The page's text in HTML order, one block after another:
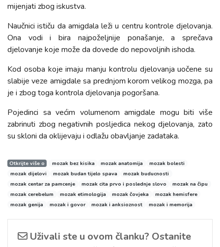
mijenjati zbog iskustva.
Naučnici ističu da amigdala leži u centru kontrole djelovanja.
Ona vodi i bira najpoželjnije ponašanje, a sprečava
djelovanje koje može da dovede do nepovoljnih ishoda.
Kod osoba koje imaju manju kontrolu djelovanja uočene su
slabije veze amigdale sa prednjom korom velikog mozga, pa
je i zbog toga kontrola djelovanja pogoršana.
Pojedinci sa većim volumenom amigdale mogu biti više
zabrinuti zbog negativnih posljedica nekog djelovanja, zato
su skloni da oklijevaju i odlažu obavljanje zadataka.
Otkrijte više o mozak bez kisika mozak anatomija
mozak bolesti
mozak dijelovi
mozak budan tijelo spava
mozak buducnosti
mozak centar za pamcenje
mozak cita prvo i poslednje slovo
mozak na čipu
mozak cerebelum
mozak etimologija mozak čovjeka
mozak hemisfere
mozak genija
mozak i govor mozak i anksioznost mozak i memorija
Uživali ste u ovom članku? Ostanite